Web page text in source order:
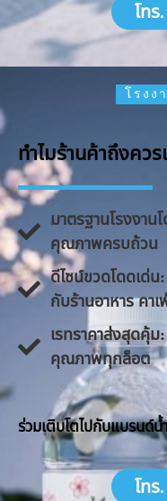
โทร
โรงง
ทำไมร้านค้าถึงควร
มาตรฐานโรงงา
คุณภาพครบถ้วน
ดีไซน์ขวดโดดเด่
กับร้านอาหาร คา
เรทราคาส่งสุดคุ้
คุณภาพทุกล็อต
ร่วมเติบโตไปกับแบรนด์
โทร